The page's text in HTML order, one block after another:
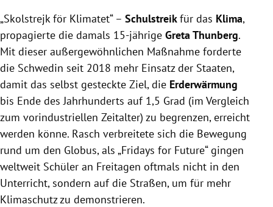
„Skolstrejk för Klimatet“ – Schulstreikfür das Klima,
propagierte die damals 15-jährige Greta Thunberg.
Mit dieser außergewöhnlichen Maßnahme forderte
die Schwedin seit 2018 mehr Einsatz der Staaten,
damit das selbst gesteckte Ziel, die Erderwärmung
bis Ende des Jahrhunderts auf 1,5 Grad (im Vergleich
zum vorindustriellen Zeitalter) zu begrenzen, erreicht
werden könne. Rasch verbreitete sich die Bewegung
rund um den Globus, als „Fridays for Future“ gingen
weltweit Schüler an Freitagen oftmals nicht in den
Unterricht, sondern auf die Straßen, um für mehr
Klimaschutz zu demonstrieren.